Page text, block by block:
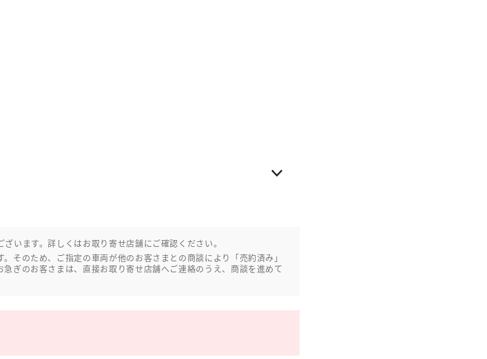
います。詳しくはお取り寄せ店舗にご確認ください。
そのため、ご指定の車両が他のお客さまとの商談により「売約済み」
ぎのお客さまは、直接お取り寄せ店舗へご連絡のうえ、商談を進めて